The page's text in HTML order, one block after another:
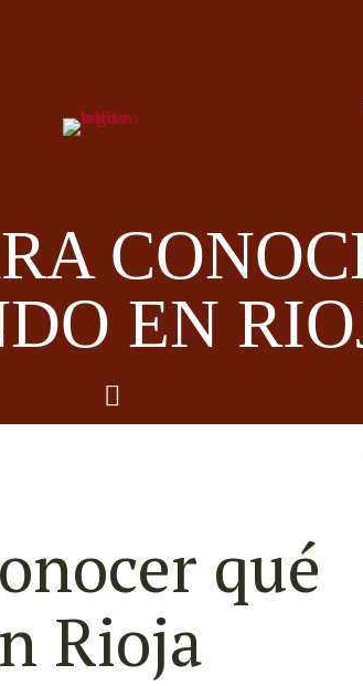
EN
qué
Rioja